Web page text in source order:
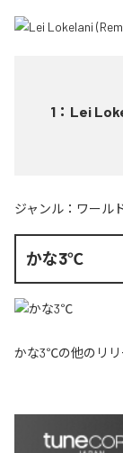
1 ： Lei
ジャンル： ワール
かな3℃
かな3℃の他のリリ